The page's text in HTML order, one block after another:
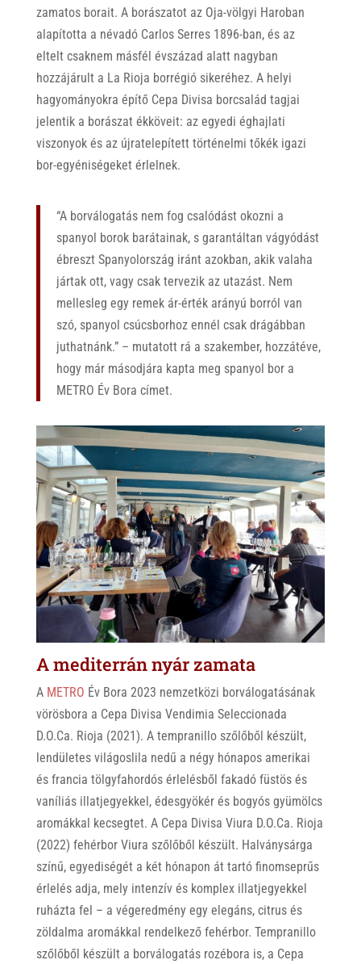
zamatos borait. A borászatot az Oja-völgyi Haroban
alapította a névadó Carlos Serres 1896-ban, és az
eltelt csaknem másfél évszázad alatt nagyban
hozzájárult a La Rioja borrégió sikeréhez. A helyi
hagyományokra építő Cepa Divisa borcsalád tagjai
jelentik a borászat ékköveit: az egyedi éghajlati
viszonyok és az újratelepített történelmi tőkék igazi
bor-egyéniségeket érlelnek.
“A borválogatás nem fog csalódást okozni a
spanyol borok barátainak, s garantáltan vágyódást
ébreszt Spanyolország iránt azokban, akik valaha
jártak ott, vagy csak tervezik az utazást. Nem
mellesleg egy remek ár-érték arányú borról van
szó, spanyol csúcsborhoz ennél csak drágábban
juthatnánk.” – mutatott rá a szakember, hozzátéve,
hogy már másodjára kapta meg spanyol bor a
METRO Év Bora címet.
A mediterrán nyár zamata
A METRO Év Bora 2023 nemzetközi borválogatásának
vörösbora a Cepa Divisa Vendimia Seleccionada
D.O.Ca. Rioja (2021). A tempranillo szőlőből készült,
lendületes világoslila nedű a négy hónapos amerikai
és francia tölgyfahordós érlelésből fakadó füstös és
vaníliás illatjegyekkel, édesgyökér és bogyós gyümölcs
aromákkal kecsegtet. A Cepa Divisa Viura D.O.Ca. Rioja
(2022) fehérbor Viura szőlőből készült. Halványsárga
színű, egyediségét a két hónapon át tartó finomseprűs
érlelés adja, mely intenzív és komplex illatjegyekkel
ruházta fel – a végeredmény egy elegáns, citrus és
zöldalma aromákkal rendelkező fehérbor. Tempranillo
szőlőből készült a borválogatás rozébora is, a Cepa